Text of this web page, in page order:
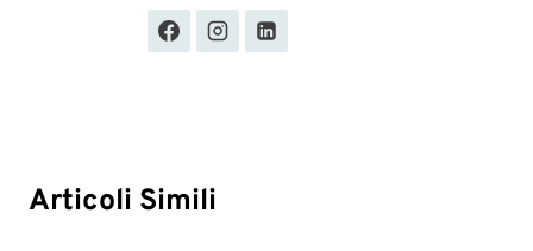
Articoli Simili